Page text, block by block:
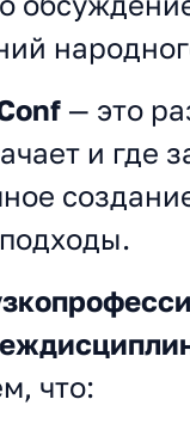
— это
и где
что: